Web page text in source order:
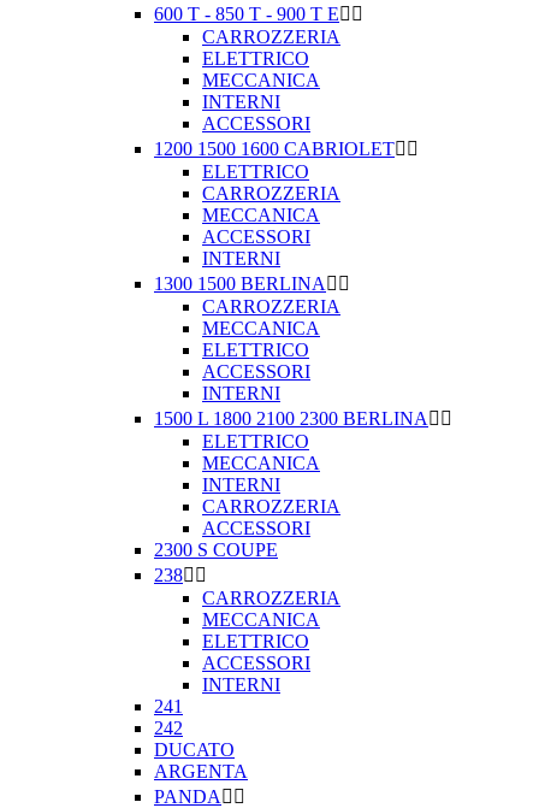
600 T - 850 T - 900 T E 
CARROZZERIA
ELETTRICO
MECCANICA
INTERNI
ACCESSORI
1200 1500 1600 CABRIOLET 
ELETTRICO
CARROZZERIA
MECCANICA
ACCESSORI
INTERNI
1300 1500 BERLINA  
CARROZZERIA
MECCANICA
ELETTRICO
ACCESSORI
INTERNI
1500 L 1800 2100 2300 BERLINA  
ELETTRICO
MECCANICA
INTERNI
CARROZZERIA
ACCESSORI
2300 S COUPE
238 
CARROZZERIA
MECCANICA
ELETTRICO
ACCESSORI
INTERNI
241
242
DUCATO
ARGENTA
PANDA  